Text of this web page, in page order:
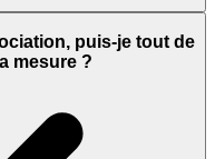
puis-je tout de
mesure ?